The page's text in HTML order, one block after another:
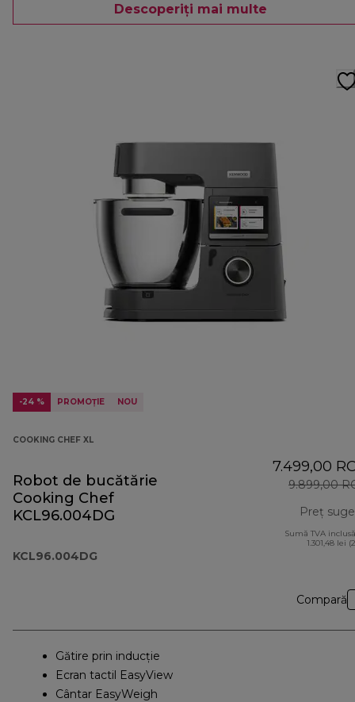
Descoperiți mai multe
-24 % PROMOȚIE NOU
COOKING CHEF XL
Robot de bucătărie
Cooking Chef
KCL96.004DG
KCL96.004DG
7.499,00
9.899,00
Preț
Sumă TVA
1.301,48 lei
Compară
Gătire prin inducţie
Ecran tactil EasyView
Cântar EasyWeigh